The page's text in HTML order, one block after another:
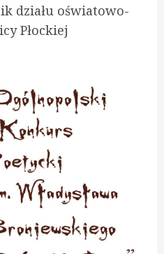
działu oświatowo-
Płockiej